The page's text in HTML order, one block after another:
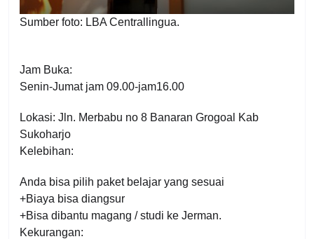
Sumber foto: LBA Centrallingua.
Jam Buka:
Senin-Jumat jam 09.00-jam16.00
Lokasi: Jln. Merbabu no 8 Banaran Grogoal Kab
Sukoharjo
Kelebihan:
Anda bisa pilih paket belajar yang sesuai
+Biaya bisa diangsur
+Bisa dibantu magang / studi ke Jerman.
Kekurangan: